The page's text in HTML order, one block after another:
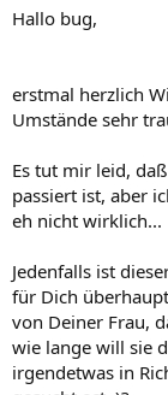
Hallo bug,
erstmal herzlich
Umstände sehr
Es tut mir leid,
passiert ist, aber
eh nicht wirklich...
Jedenfalls ist
für Dich
von Deiner Frau,
wie lange will sie
irgendetwas in